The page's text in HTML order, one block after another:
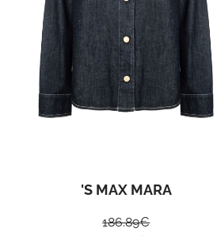
'S MAX MARA
186.89€